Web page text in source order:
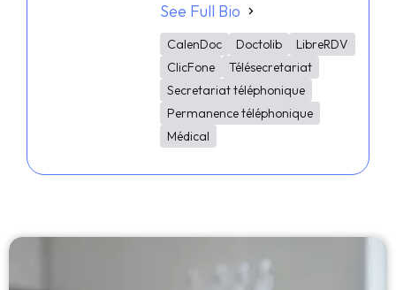
See Full Bio
CalenDoc Doctolib
LibreRDV
ClicFone
Télésecretariat
Secretariat téléphonique
Permanence téléphonique
Médical